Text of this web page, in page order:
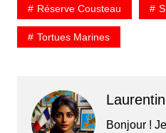
Réserve Cousteau
Tortues Marines
Bonjour !